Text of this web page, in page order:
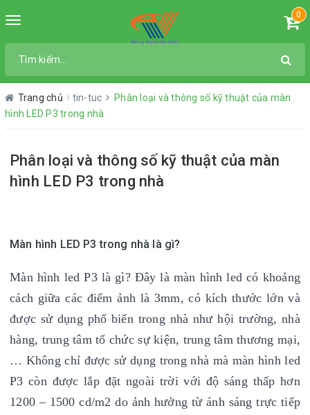
Toggle
0
Trang chủ tin-tuc
Phân loại và thông số kỹ thuật của màn
hình LED P3 trong nhà
Phân loại và thông số kỹ thuật của màn
hình LED P3 trong nhà
Màn hình LED P3 trong nhà là gì?
Màn hình led P3 là gì? Đây là màn hình led có khoảng
cách giữa các điểm ảnh là 3mm, có kích thước lớn và
được sử dụng phổ biến trong nhà như hội trường, nhà
hàng, trung tâm tổ chức sự kiện, trung tâm thương mại,
… Không chỉ được sử dụng trong nhà mà màn hình led
P3 còn được lắp đặt ngoài trời với độ sáng thấp hơn
1200 – 1500 cd/m2 do ảnh hưởng từ ánh sáng trực tiếp